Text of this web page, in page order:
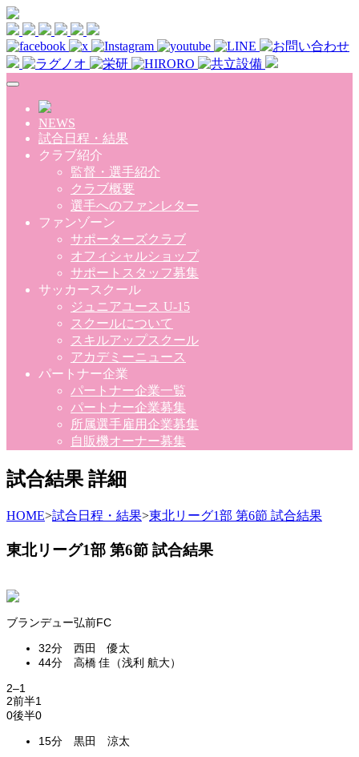
Skip to main content
NEWS
試合日程・結果
クラブ紹介
監督・選手紹介
クラブ概要
選手へのファンレター
ファンゾーン
サポーターズクラブ
オフィシャルショップ
サポートスタッフ募集
サッカースクール
ジュニアユース U-15
スクールについて
スキルアップスクール
アカデミーニュース
パートナー企業
パートナー企業一覧
パートナー企業募集
所属選手雇用企業募集
自販機オーナー募集
試合結果 詳細
HOME>試合日程・結果>東北リーグ1部 第6節 試合結果
東北リーグ1部 第6節 試合結果
ブランデュー弘前FC
32分 西田 優太
44分 高橋 佳（浅利 航大）
2–1
2前半1
0後半0
15分 黒田 涼太